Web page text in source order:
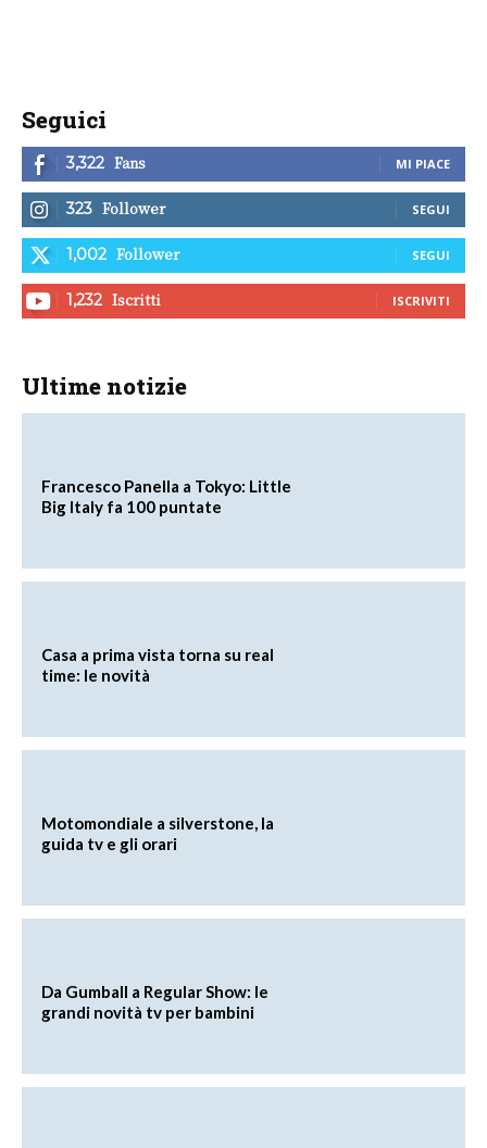
Seguici
3,322 Fans MI PIACE
323 Follower SEGUI
1,002 Follower SEGUI
1,232 Iscritti ISCRIVITI
Ultime notizie
Francesco Panella a Tokyo: Little
Big Italy fa 100 puntate
Casa a prima vista torna su real
time: le novità
Motomondiale a silverstone, la
guida tv e gli orari
Da Gumball a Regular Show: le
grandi novità tv per bambini